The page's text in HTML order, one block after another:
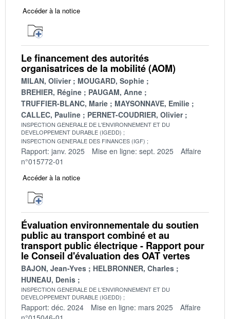
Accéder à la notice
Le financement des autorités
organisatrices de la mobilité (AOM)
MILAN, Olivier
MOUGARD, Sophie
BREHIER, Régine
PAUGAM, Anne
TRUFFIER-BLANC, Marie
MAYSONNAVE, Emilie
CALLEC, Pauline
PERNET-COUDRIER, Olivier
INSPECTION GENERALE DE L'ENVIRONNEMENT ET DU
DEVELOPPEMENT DURABLE (IGEDD)
INSPECTION GENERALE DES FINANCES (IGF)
Rapport: janv. 2025 Mise en ligne: sept. 2025
Affaire
n°015772-01
Accéder à la notice
Évaluation environnementale du soutien
public au transport combiné et au
transport public électrique - Rapport pour
le Conseil d'évaluation des OAT vertes
BAJON, Jean-Yves
HELBRONNER, Charles
HUNEAU, Denis
INSPECTION GENERALE DE L'ENVIRONNEMENT ET DU
DEVELOPPEMENT DURABLE (IGEDD)
Rapport: déc. 2024 Mise en ligne: mars 2025
Affaire